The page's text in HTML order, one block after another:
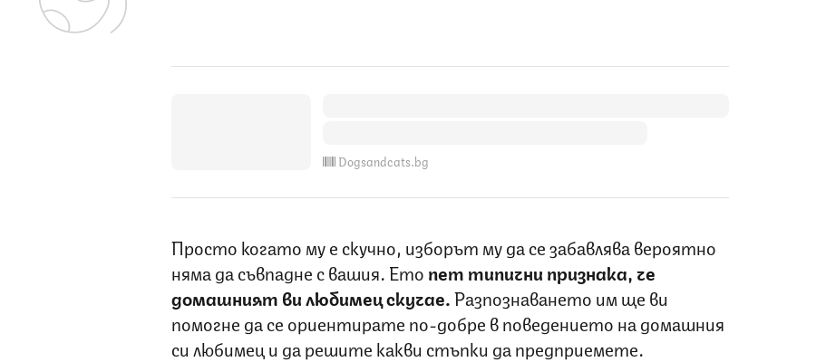
Dogsandcats.bg
Просто когато му е скучно, изборът му да се забавлява вероятно
няма да съвпадне с вашия. Ето пет типични признака, че
домашният ви любимец скучае.Разпознаването им ще ви
помогне да се ориентирате по-добре в поведението на домашния
си любимец и да решите какви стъпки да предприемете.